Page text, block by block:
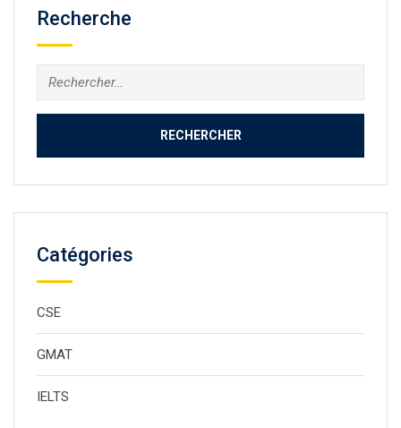
Recherche
Rechercher :
Catégories
CSE
GMAT
IELTS